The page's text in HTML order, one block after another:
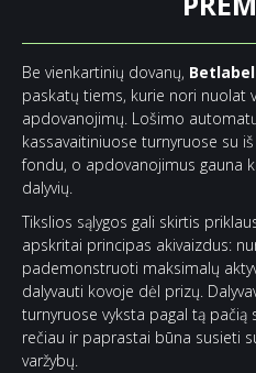
Be vienkartinių dovanų, Betlabel
paskatų tiems, kurie nori nuolat
apdovanojimų. Lošimo
kassavaitiniuose turnyruose su
fondu, o apdovanojimus gauna
dalyvių.
Tikslios sąlygos gali skirtis
apskritai principas akivaizdus:
pademonstruoti maksimalų
dalyvauti kovoje dėl prizų.
turnyruose vyksta pagal tą pačią
rečiau ir paprastai būna susieti
varžybų.